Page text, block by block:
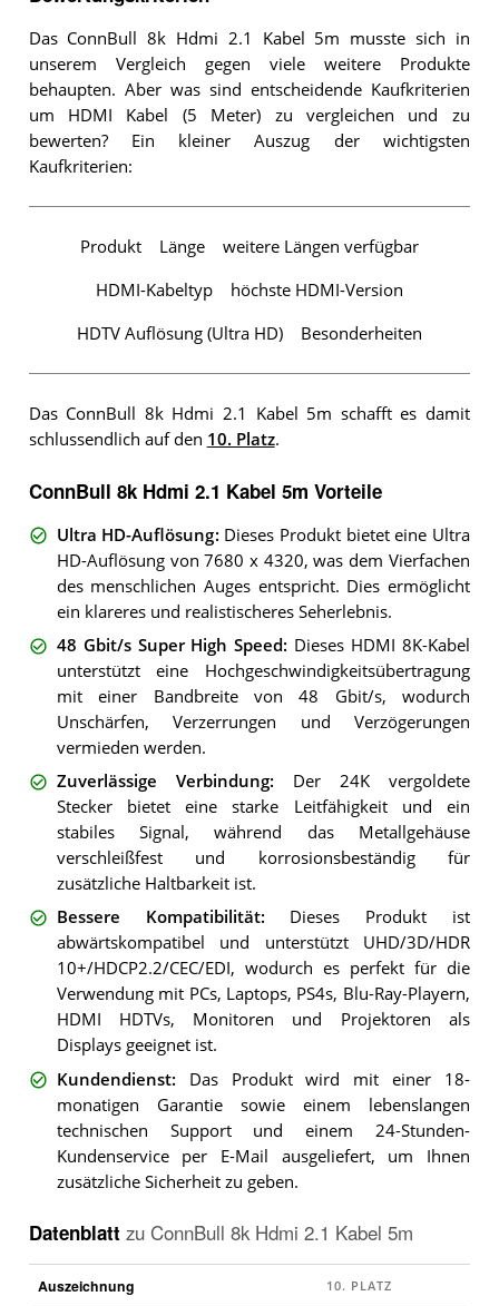
Das ConnBull 8k Hdmi 2.1 Kabel 5m musste sich in
unserem Vergleich gegen viele weitere Produkte
behaupten. Aber was sind entscheidende Kaufkriterien
um HDMI Kabel (5 Meter) zu vergleichen und zu
bewerten? Ein kleiner Auszug der wichtigsten
Kaufkriterien:
Produkt Länge weitere Längen verfügbar
HDMI-Kabeltyp höchste HDMI-Version
HDTV Auflösung (Ultra HD) Besonderheiten
Das ConnBull 8k Hdmi 2.1 Kabel 5m schafft es damit
schlussendlich auf den 10. Platz.
ConnBull 8k Hdmi 2.1 Kabel 5m Vorteile
Ultra HD-Auflösung: Dieses Produkt bietet eine Ultra
HD-Auflösung von 7680 x 4320, was dem Vierfachen
des menschlichen Auges entspricht. Dies ermöglicht
ein klareres und realistischeres Seherlebnis.
48 Gbit/s Super High Speed: Dieses HDMI 8K-Kabel
unterstützt eine Hochgeschwindigkeitsübertragung
mit einer Bandbreite von 48 Gbit/s, wodurch
Unschärfen, Verzerrungen und Verzögerungen
vermieden werden.
Zuverlässige Verbindung: Der 24K vergoldete
Stecker bietet eine starke Leitfähigkeit und ein
stabiles Signal, während das Metallgehäuse
verschleißfest und korrosionsbeständig für
zusätzliche Haltbarkeit ist.
Bessere Kompatibilität: Dieses Produkt ist
abwärtskompatibel und unterstützt UHD/3D/HDR
10+/HDCP2.2/CEC/EDI, wodurch es perfekt für die
Verwendung mit PCs, Laptops, PS4s, Blu-Ray-Playern,
HDMI HDTVs, Monitoren und Projektoren als
Displays geeignet ist.
Kundendienst: Das Produkt wird mit einer 18-
monatigen Garantie sowie einem lebenslangen
technischen Support und einem 24-Stunden-
Kundenservice per E-Mail ausgeliefert, um Ihnen
zusätzliche Sicherheit zu geben.
Datenblatt zu ConnBull 8k Hdmi 2.1 Kabel 5m
Auszeichnung